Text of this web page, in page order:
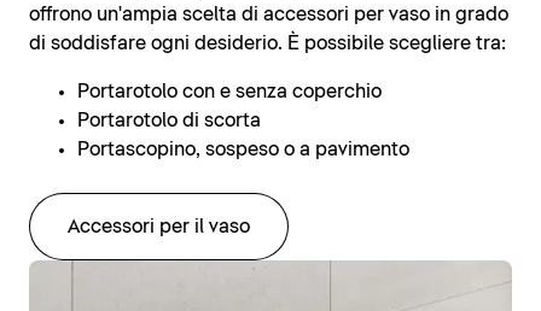
offrono un'ampia scelta di accessori per vaso in grado
di soddisfare ogni desiderio. È possibile scegliere tra:
Portarotolo con e senza coperchio
Portarotolo di scorta
Portascopino, sospeso o a pavimento
Accessori per il vaso